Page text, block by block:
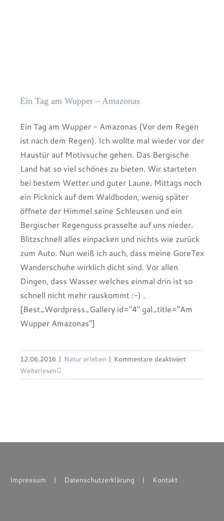
Ein Tag am Wupper – Amazonas
Ein Tag am Wupper - Amazonas (Vor dem Regen
ist nach dem Regen). Ich wollte mal wieder vor der
Haustür auf Motivsuche gehen. Das Bergische
Land hat so viel schönes zu bieten. Wir starteten
bei bestem Wetter und guter Laune. Mittags noch
ein Picknick auf dem Waldboden, wenig später
öffnete der Himmel seine Schleusen und ein
Bergischer Regenguss prasselte auf uns nieder.
Blitzschnell alles einpacken und nichts wie zurück
zum Auto. Nun weiß ich auch, dass meine GoreTex
Wanderschuhe wirklich dicht sind. Vor allen
Dingen, dass Wasser welches einmal drin ist so
schnell nicht mehr rauskommt :-) .
[Best_Wordpress_Gallery id="4" gal_title="Am
Wupper Amazonas"]
12.06.2016 | Natur erleben | Kommentare deaktiviert
Tag
Weiterlesen
Impressum Datenschutzerklärung Kontakt